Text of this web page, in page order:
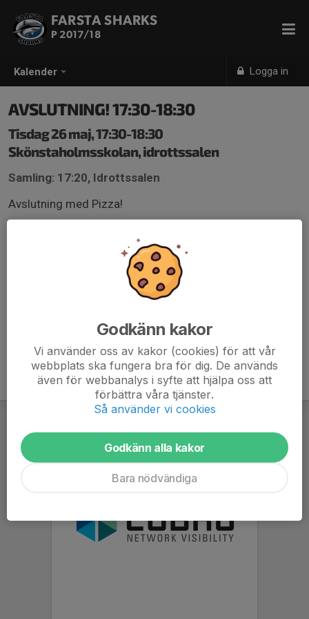
Kalender Logga in
FARSTA SHARKS
P 2017/18
AVSLUTNING! 17:30-18:30
Tisdag 26 maj, 17:30-18:30
Skönstaholmsskolan, idrottssalen
Samling: 17:20, Idrottssalen
Avslutning med Pizza!
För er som vill vara med, swisha gärna 70:- per barn till
Joel på 0761-929499. :)
Godkänn kakor
Vi använder oss av kakor (cookies) för att vår
webbplats ska fungera bra för dig. De används
även för webbanalys i syfte att hjälpa oss att
förbättra våra tjänster.
Så använder vi cookies
Godkänn alla kakor
Bara nödvändiga